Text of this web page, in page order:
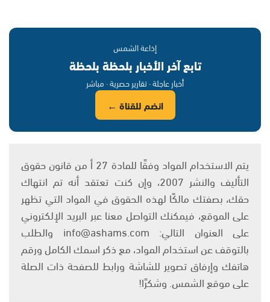
إذاعة الشمس
تابع آخر الأخبار بلحظة بلحظة
أخبار عاجلة · تقارير حصرية · مباشر
انضم للقناة ←
يتم الاستخدام المواد وفقًا للمادة 27 أ من قانون حقوق
التأليف والنشر 2007، وإن كنت تعتقد أنه تم انتهاك
حقك، بصفتك مالكًا لهذه الحقوق في المواد التي تظهر
على الموقع، فيمكنك التواصل معنا عبر البريد الإلكتروني
على العنوان التالي: info@ashams.com والطلب
بالتوقف عن استخدام المواد، مع ذكر اسمك الكامل ورقم
هاتفك وإرفاق تصوير للشاشة ورابط للصفحة ذات الصلة
على موقع الشمس. وشكرًا!